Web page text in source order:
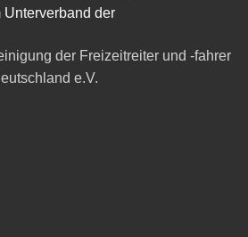
Unterverband der
der Freizeitreiter und -fahrer
e.V.